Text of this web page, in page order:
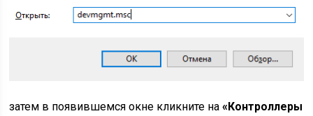
затем в появившемся окне кликните на« Контроллеры